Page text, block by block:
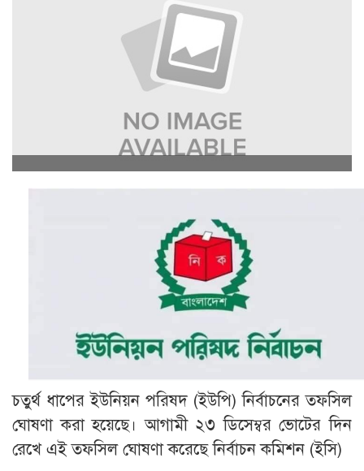
চতুর্থ ধাপের ইউনিয়ন পরিষদ (ইউপি) নির্বাচনের তফসিল
ঘোষণা করা হয়েছে। আগামী ২৩ ডিসেম্বর ভোটের দিন
রেখে এই তফসিল ঘোষণা করেছে নির্বাচন কমিশন (ইসি)